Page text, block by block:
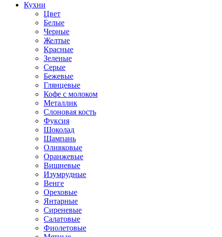
Кухни
Цвет
Белые
Черные
Желтые
Красные
Зеленые
Серые
Бежевые
Глянцевые
Кофе с молоком
Металлик
Слоновая кость
Фуксия
Шоколад
Шампань
Оливковые
Оранжевые
Вишневые
Изумрудные
Венге
Ореховые
Янтарные
Сиреневые
Салатовые
Фиолетовые